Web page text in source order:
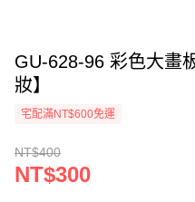
GU-628-96 彩色大畫
妝】
宅配滿NT$600免運
NT$400
NT$300